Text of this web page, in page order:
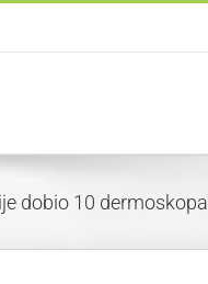
dobio 10 dermoskopa